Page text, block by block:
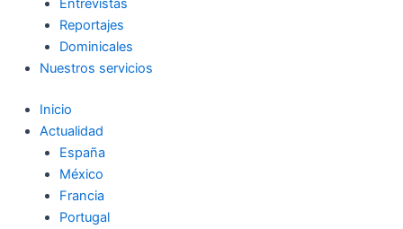
Entrevistas
Reportajes
Dominicales
Nuestros servicios
Inicio
Actualidad
España
México
Francia
Portugal